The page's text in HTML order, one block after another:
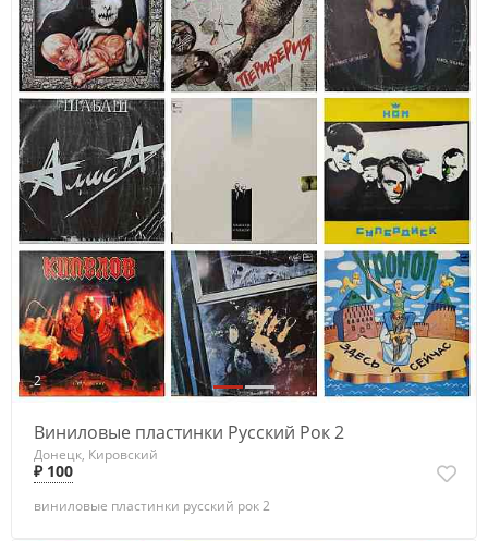
2
Виниловые пластинки Русский Рок 2
Донецк, Кировский
₽ 100
виниловые пластинки русский рок 2